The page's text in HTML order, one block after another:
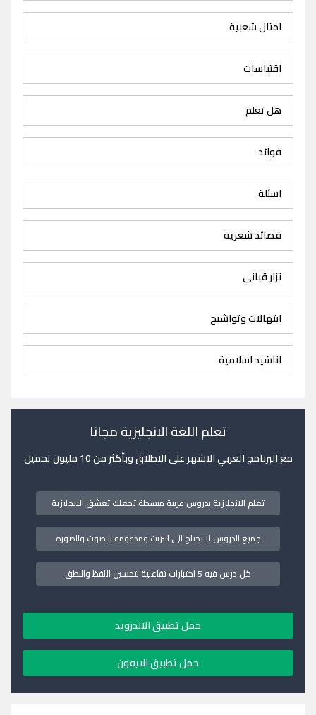
امثال شعبية
اقتباسات
هل تعلم
فوائد
اسئلة
قصائد شعرية
نزار قباني
ابتهالات وتواشيح
اناشيد اسلامية
تعلم اللغة الانجليزية مجانا
مع البرنامج العربي الاشهر على الاطلاق وبأكثر من 10 مليون تحميل
تعلم الانجليزية بدروس عربية مبسطة تجعلك تعشق الانجليزية
جميع الدروس لا تحتاج الى انترنت ومدعومة بالصوت والصورة
كل درس فيه 5 اختبارات تفاعلية لتحسين اللفظ والنطق
حمل تطبيق الاندرويد
حمل تطبيق الايفون